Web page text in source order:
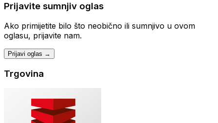
Prijavite sumnjiv oglas
Ako primijetite bilo što neobično ili sumnjivo u ovom
oglasu, prijavite nam.
Prijavi oglas →
Trgovina